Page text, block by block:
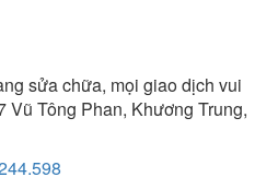
sửa chữa, mọi giao dịch vui
Vũ Tông Phan, Khương Trung,